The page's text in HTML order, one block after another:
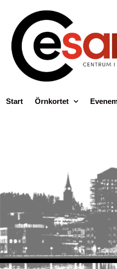
Start Örnkortet